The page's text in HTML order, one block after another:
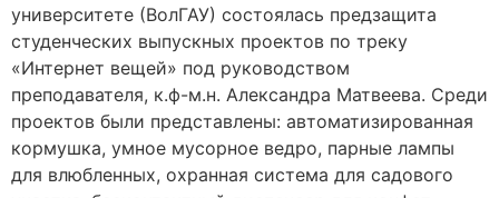
университете (ВолГАУ) состоялась предзащита
студенческих выпускных проектов по треку
«Интернет вещей» под руководством
преподавателя, к.ф-м.н. Александра Матвеева. Среди
проектов были представлены: автоматизированная
кормушка, умное мусорное ведро, парные лампы
для влюбленных, охранная система для садового